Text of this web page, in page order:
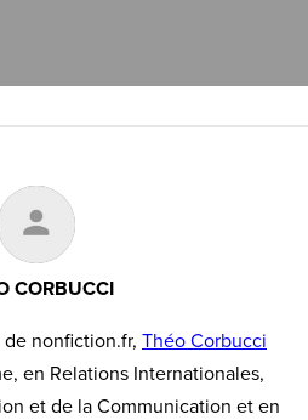
CORBUCCI
nonfiction.fr, Théo Corbucci
en Relations Internationales,
et de la Communication et en